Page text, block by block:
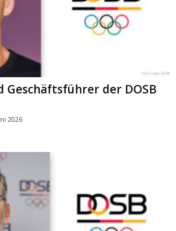
Geschäftsführer der DOSB
2026